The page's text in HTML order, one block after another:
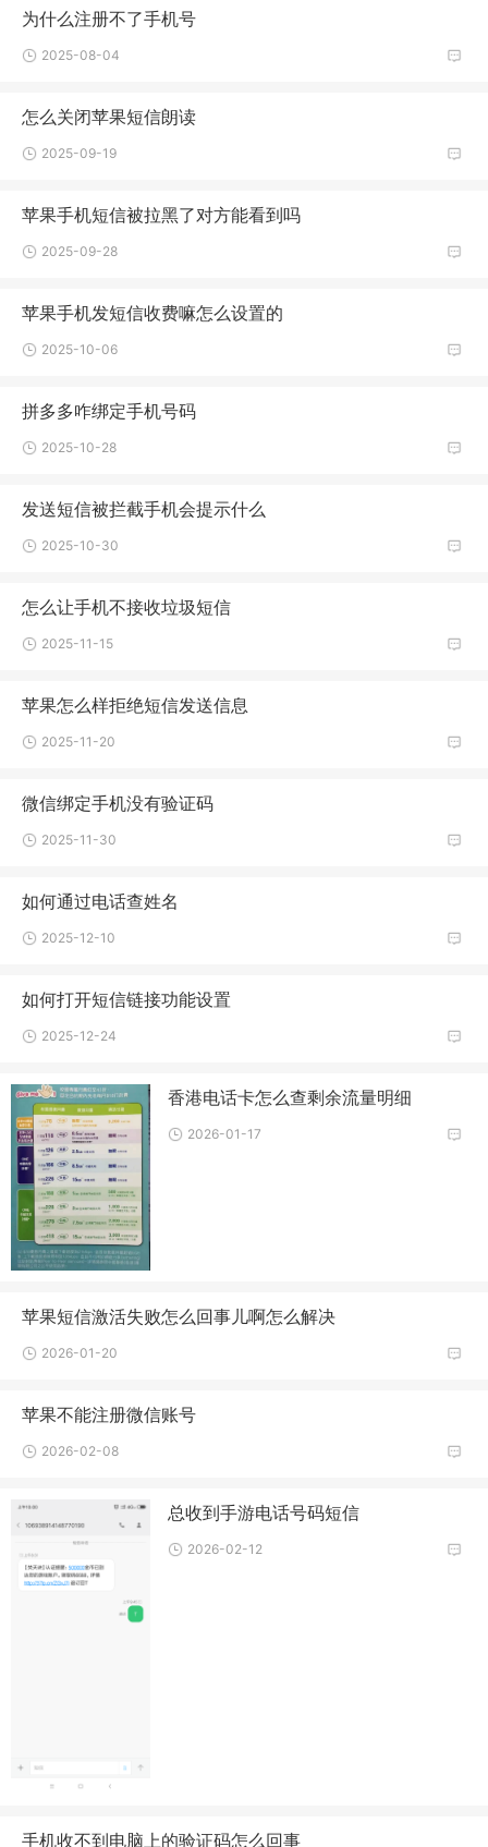
为什么注册不了手机号
2025-08-04
怎么关闭苹果短信朗读
2025-09-19
苹果手机短信被拉黑了对方能看到吗
2025-09-28
苹果手机发短信收费嘛怎么设置的
2025-10-06
拼多多咋绑定手机号码
2025-10-28
发送短信被拦截手机会提示什么
2025-10-30
怎么让手机不接收垃圾短信
2025-11-15
苹果怎么样拒绝短信发送信息
2025-11-20
微信绑定手机没有验证码
2025-11-30
如何通过电话查姓名
2025-12-10
如何打开短信链接功能设置
2025-12-24
香港电话卡怎么查剩余流量明细
2026-01-17
苹果短信激活失败怎么回事儿啊怎么解决
2026-01-20
苹果不能注册微信账号
2026-02-08
总收到手游电话号码短信
2026-02-12
手机收不到电脑上的验证码怎么回事